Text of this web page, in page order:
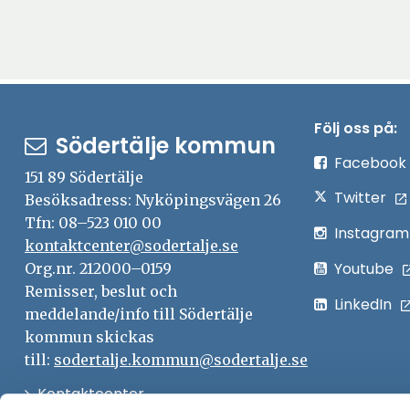
Södertälje kommun
151 89 Södertälje
Besöksadress: Nyköpingsvägen 26
Tfn: 08–523 010 00
kontaktcenter@sodertalje.se
Org.nr. 212000–0159
Remisser, beslut och
meddelande/info till Södertälje
kommun skickas
till: sodertalje.kommun@sodertalje.se
KontaktcenterÖppna
Följ oss på:
Facebook
Twitter
Instagram
Youtube
LinkedIn